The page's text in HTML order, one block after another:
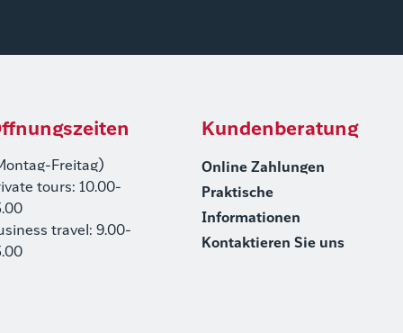
Freitag)
tours: 10.00-
travel: 9.00-
Kundenberatung
Online Zahlungen
Praktische
Informationen
Kontaktieren Sie uns